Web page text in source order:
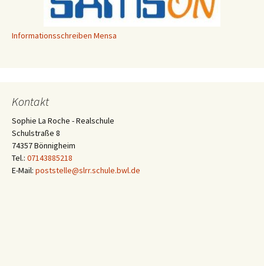
Informationsschreiben Mensa
Kontakt
Sophie La Roche - Realschule
Schulstraße 8
74357 Bönnigheim
Tel.: 07143885218
E-Mail: poststelle@slrr.schule.bwl.de